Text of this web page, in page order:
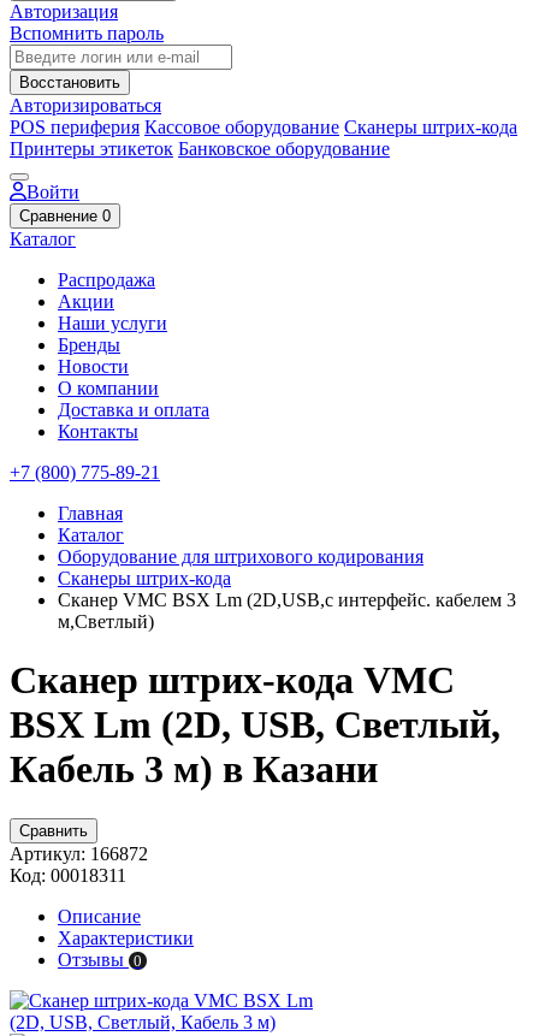
Авторизация
Вспомнить пароль
Восстановить
Авторизироваться
POS периферия Кассовое оборудование Сканеры штрих-кода
Принтеры этикеток Банковское оборудование
Войти
Сравнение 0
Каталог
Распродажа
Акции
Наши услуги
Бренды
Новости
О компании
Доставка и оплата
Контакты
+7 (800) 775-89-21
Главная
Каталог
Оборудование для штрихового кодирования
Сканеры штрих-кода
Сканер VMC BSX Lm (2D,USB,с интерфейс. кабелем 3
м,Светлый)
Сканер штрих-кода VMC
BSX Lm (2D, USB, Светлый,
Кабель 3 м) в Казани
Сравнить
Артикул: 166872
Код: 00018311
Описание
Характеристики
Отзывы 0